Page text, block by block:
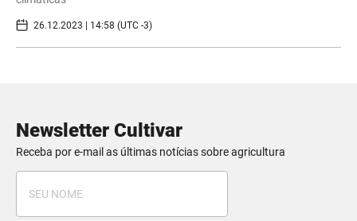
26.12.2023 | 14:58 (UTC -3)
Newsletter Cultivar
Receba por e-mail as últimas notícias sobre agricultura